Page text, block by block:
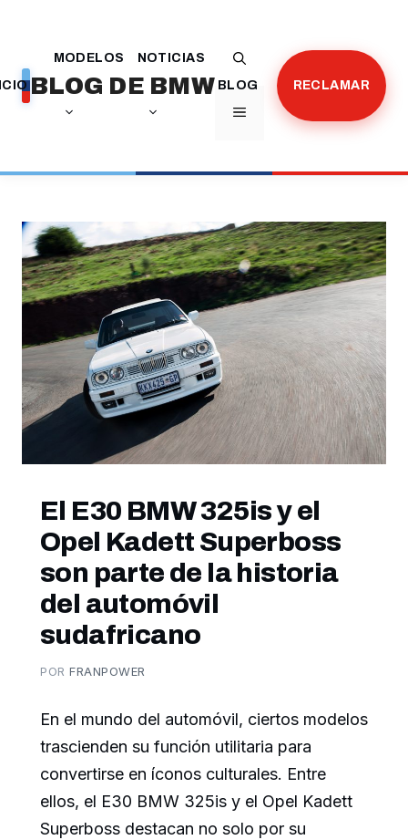
contenido
BLOG DE BMW
MENÚ
MODELOS
NOTICIAS
BLOG
RECLAMAR
El E30 BMW 325is y el
Opel Kadett Superboss
son parte de la historia
del automóvil
sudafricano
PORFRANPOWER
En el mundo del automóvil, ciertos modelos
trascienden su función utilitaria para
convertirse en íconos culturales. Entre
ellos, el E30 BMW 325is y el Opel Kadett
Superboss destacan no solo por su